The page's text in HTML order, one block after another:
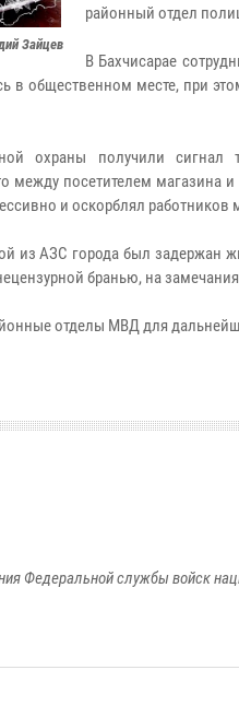
Зайцев
районный отдел
В Бахчисарае
в общественном месте, при
охраны получили
между посетителем магазина и
и оскорблял работников
из АЗС города был задержан
бранью, на
отделы МВД для
Федеральной службы войск